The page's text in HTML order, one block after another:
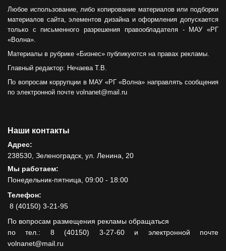
Любое использование, либо копирование материалов или подборки
материалов сайта, элементов дизайна и оформления допускается
только с письменного разрешения правообладателя - МАУ «РГ
«Волна».
Материалы в рубрике «Бизнес» публикуются на правах рекламы.
Главный редактор: Нечаева Т.В.
По вопросам коррупции в МАУ «РГ «Волна» направлять сообщения
по электронной почте volnanet@mail.ru
Наши контакты
Адрес:
238530, Зеленоградск, ул. Ленина, 20
Мы работаем:
Понедельник-пятница, 09:00 - 18:00
Телефон:
8 (40150) 3-21-95
По вопросам размещения рекламы обращаться
по тел.: 8 (40150) 3-27-60 и электронной почте
volnanet@mail.ru